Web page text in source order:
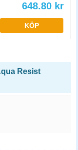
648.80 kr
KÖP
Resist